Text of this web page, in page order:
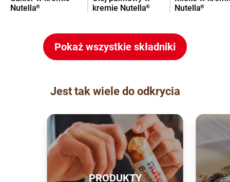
Nutella®
kremie Nutella®
Nutella®
Pokaż wszystkie składniki
Jest tak wiele do odkrycia
PRODUKTY